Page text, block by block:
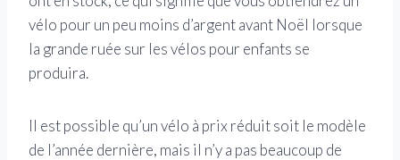
vélo pour un peu moins d’argent avant Noël lorsque
la grande ruée sur les vélos pour enfants se
produira.
Il est possible qu’un vélo à prix réduit soit le modèle
de l’année dernière, mais il n’y a pas beaucoup de